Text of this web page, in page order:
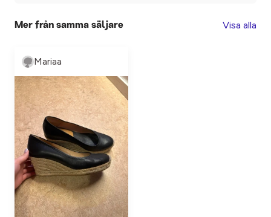
Mer från samma säljare Visa alla
Mariaa